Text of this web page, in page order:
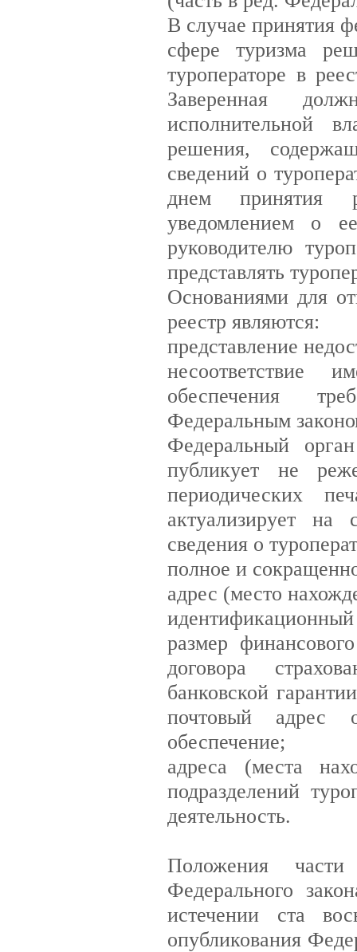
В случае принятия
сфере туризма
туроператоре в
Заверенная
исполнительной
решения,
сведений о
днем принятия
уведомлением о
руководителю
представлять
Основаниями для
реестр являются:
представление
несоответствие
обеспечения
Федеральным
Федеральный
публикует не
периодических
актуализирует
сведения о
полное и
адрес (место
размер
договора
банковской
почтовый адрес
обеспечение;
адреса (места
подразделений
деятельность.
Положения
Федерального
истечении ста
опубликования